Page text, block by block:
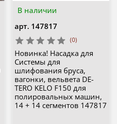
В наличии
арт. 147817
(0)
Новинка! Насадка для
Системы для
шлифования бруса,
вагонки, вельвета DE-
TERO KELO F150 для
полировальных машин,
14 + 14 сегментов 147817